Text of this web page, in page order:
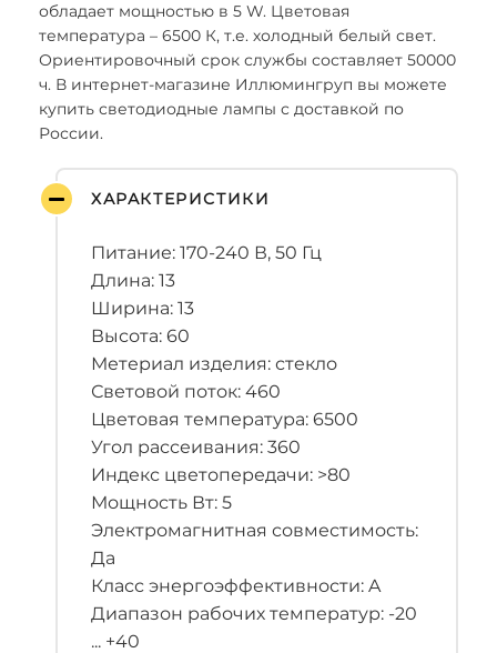
обладает мощностью в 5 W. Цветовая
температура – 6500 К, т.е. холодный белый свет.
Ориентировочный срок службы составляет 50000
ч. В интернет-магазине Иллюмингруп вы можете
купить светодиодные лампы с доставкой по
России.
ХАРАКТЕРИСТИКИ
Питание: 170-240 В, 50 Гц
Длина: 13
Ширина: 13
Высота: 60
Метериал изделия: стекло
Световой поток: 460
Цветовая температура: 6500
Угол рассеивания: 360
Индекс цветопередачи: >80
Мощность Вт: 5
Электромагнитная совместимость:
Да
Класс энергоэффективности: A
Диапазон рабочих температур: -20
... +40